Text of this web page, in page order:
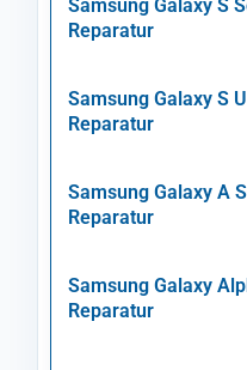
Samsung Galaxy S
Reparatur
Samsung Galaxy S
Reparatur
Samsung Galaxy A
Reparatur
Samsung Galaxy
Reparatur